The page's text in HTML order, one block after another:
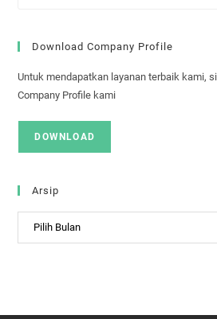
Download Company Profile
Untuk mendapatkan layanan terbaik kami,
Company Profile kami
DOWNLOAD
Arsip
Arsip